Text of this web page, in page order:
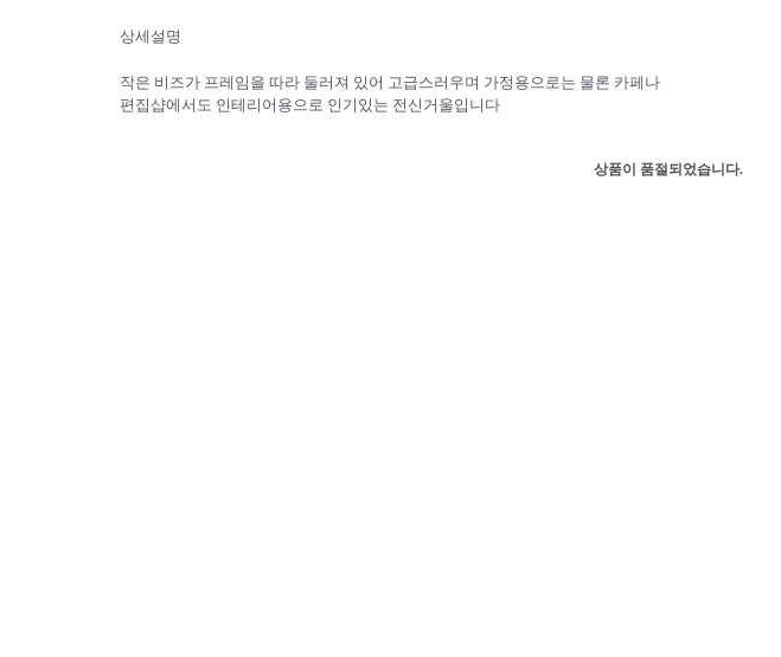
상세설명
작은 비즈가 프레임을 따라 둘러져 있어 고급스러우며 가정용으로는 물론 카페나
편집샵에서도 인테리어용으로 인기있는 전신거울입니다
상품이 품절되었습니다.